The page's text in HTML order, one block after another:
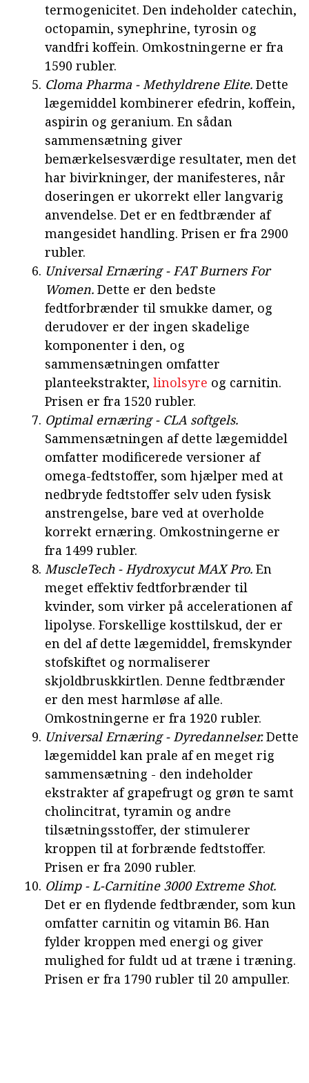
termogenicitet. Den indeholder catechin,
octopamin, synephrine, tyrosin og
vandfri koffein. Omkostningerne er fra
1590 rubler.
Cloma Pharma - Methyldrene Elite. Dette
lægemiddel kombinerer efedrin, koffein,
aspirin og geranium. En sådan
sammensætning giver
bemærkelsesværdige resultater, men det
har bivirkninger, der manifesteres, når
doseringen er ukorrekt eller langvarig
anvendelse. Det er en fedtbrænder af
mangesidet handling. Prisen er fra 2900
rubler.
Universal Ernæring - FAT Burners For
Women. Dette er den bedste
fedtforbrænder til smukke damer, og
derudover er der ingen skadelige
komponenter i den, og
sammensætningen omfatter
planteekstrakter, linolsyre og carnitin.
Prisen er fra 1520 rubler.
Optimal ernæring - CLA softgels.
Sammensætningen af dette lægemiddel
omfatter modificerede versioner af
omega-fedtstoffer, som hjælper med at
nedbryde fedtstoffer selv uden fysisk
anstrengelse, bare ved at overholde
korrekt ernæring. Omkostningerne er
fra 1499 rubler.
MuscleTech - Hydroxycut MAX Pro. En
meget effektiv fedtforbrænder til
kvinder, som virker på accelerationen af
lipolyse. Forskellige kosttilskud, der er
en del af dette lægemiddel, fremskynder
stofskiftet og normaliserer
skjoldbruskkirtlen. Denne fedtbrænder
er den mest harmløse af alle.
Omkostningerne er fra 1920 rubler.
Universal Ernæring - Dyredannelser.Dette
lægemiddel kan prale af en meget rig
sammensætning - den indeholder
ekstrakter af grapefrugt og grøn te samt
cholincitrat, tyramin og andre
tilsætningsstoffer, der stimulerer
kroppen til at forbrænde fedtstoffer.
Prisen er fra 2090 rubler.
Olimp - L-Carnitine 3000 Extreme Shot.
Det er en flydende fedtbrænder, som kun
omfatter carnitin og vitamin B6. Han
fylder kroppen med energi og giver
mulighed for fuldt ud at træne i træning.
Prisen er fra 1790 rubler til 20 ampuller.